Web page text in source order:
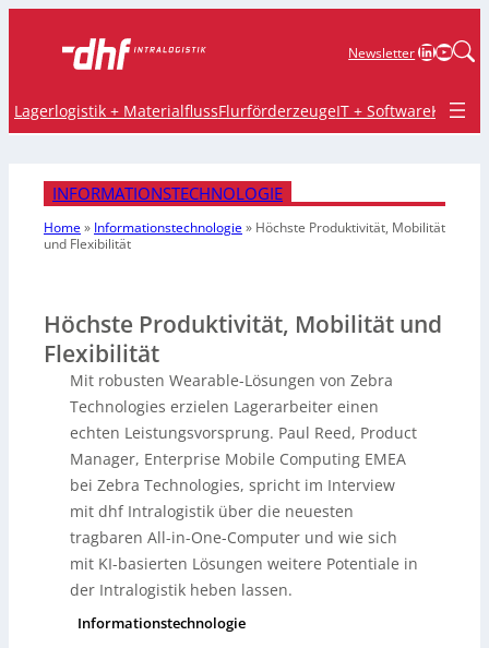
NewsletterLinkedIn
Lagerlogistik + MaterialflussFlurförderzeugeIT + SoftwareKrane
INFORMATIONSTECHNOLOGIE
Home» Informationstechnologie» Höchste Produktivität, Mobilität
und Flexibilität
Höchste Produktivität, Mobilität und
Flexibilität
Mit robusten Wearable-Lösungen von Zebra
Technologies erzielen Lagerarbeiter einen
echten Leistungsvorsprung. Paul Reed, Product
Manager, Enterprise Mobile Computing EMEA
bei Zebra Technologies, spricht im Interview
mit dhf Intralogistik über die neuesten
tragbaren All-in-One-Computer und wie sich
mit KI-basierten Lösungen weitere Potentiale in
der Intralogistik heben lassen.
Informationstechnologie